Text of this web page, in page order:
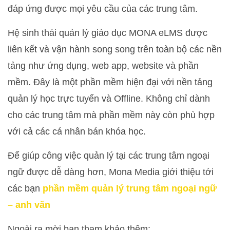
đáp ứng được mọi yêu cầu của các trung tâm.
Hệ sinh thái quản lý giáo dục MONA eLMS được
liên kết và vận hành song song trên toàn bộ các nền
tảng như ứng dụng, web app, website và phần
mềm. Đây là một phần mềm hiện đại với nền tảng
quản lý học trực tuyến và Offline. Không chỉ dành
cho các trung tâm mà phần mềm này còn phù hợp
với cả các cá nhân bán khóa học.
Để giúp công việc quản lý tại các trung tâm ngoại
ngữ được dễ dàng hơn, Mona Media giới thiệu tới
các bạn phần mềm quản lý trung tâm ngoại ngữ
– anh văn